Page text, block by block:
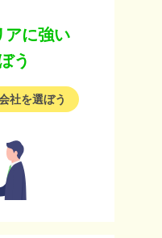
アに強い
う
社を選ぼう